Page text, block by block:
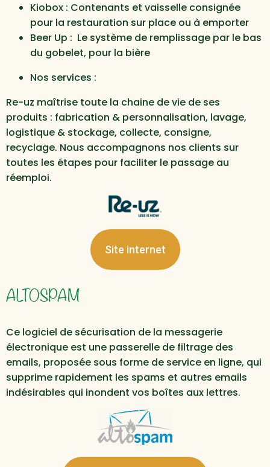
Kiobox : Contenants et vaisselle consignée
pour la restauration sur place ou à emporter
Beer Up : Le système de remplissage par le bas
du gobelet, pour la bière
Nos services :
Re-uz maîtrise toute la chaine de vie de ses
produits : fabrication & personnalisation, lavage,
logistique & stockage, collecte, consigne,
recyclage. Nous accompagnons nos clients sur
toutes les étapes pour faciliter le passage au
réemploi.
Site internet
ALTOSPAM
Ce logiciel de sécurisation de la messagerie
électronique est une passerelle de filtrage des
emails, proposée sous forme de service en ligne, qui
supprime rapidement les spams et autres emails
indésirables qui inondent vos boîtes aux lettres.